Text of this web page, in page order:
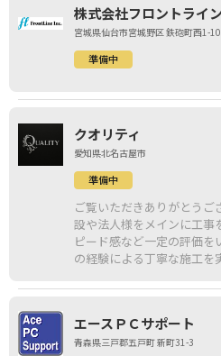
株式会社フロントライン
宮城県仙台市宮城野区 鉄砲町西1-
準備中
クオリティ
愛知県北名古屋市
準備中
ご覧いただきありがとうございます！
設や法人様をメインに工事
ピード感など一定の評価を
の経験による丁寧な施工を実施致
エースＰＣサポート
青森県三戸郡五戸町 新町31-3